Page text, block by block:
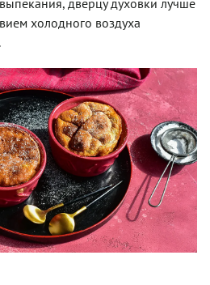
холодного воздуха